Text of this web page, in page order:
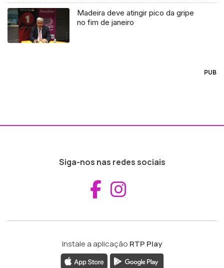
Madeira deve atingir pico da gripe
no fim de janeiro
PUB
Siga-nos nas redes sociais
Aceder ao
Instale a aplicação RTP Play